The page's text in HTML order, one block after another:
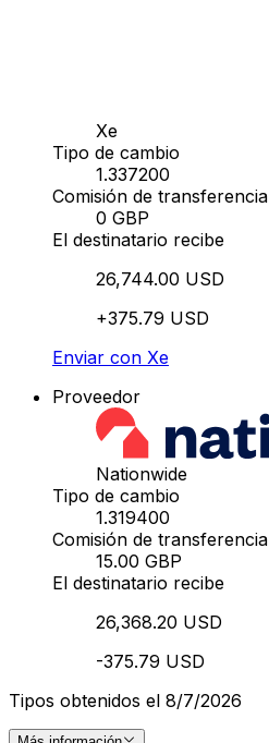
Xe
Tipo de cambio
1.337200
Comisión de transferencia
0 GBP
El destinatario recibe
26,744.00 USD
+375.79 USD
Enviar con Xe
Proveedor
Nationwide
Tipo de cambio
1.319400
Comisión de transferencia
15.00 GBP
El destinatario recibe
26,368.20 USD
-375.79 USD
Tipos obtenidos el 8/7/2026